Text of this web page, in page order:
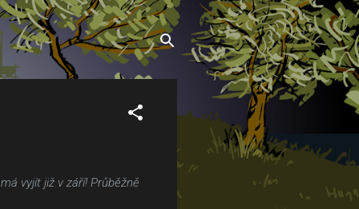
vyjít již v září! Průběžně